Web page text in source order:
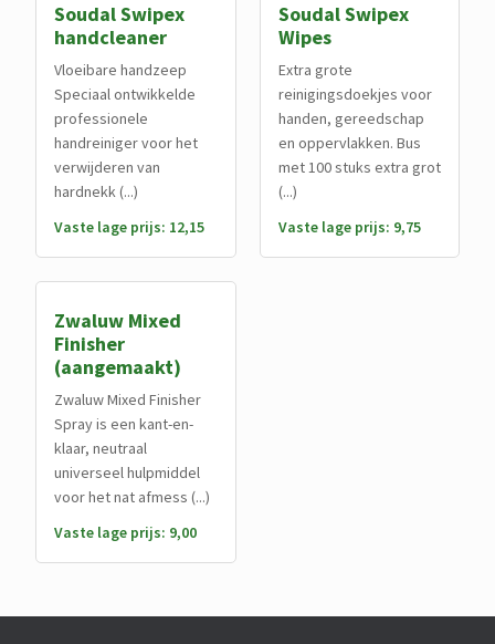
Soudal Swipex
handcleaner
Vloeibare handzeep
Speciaal ontwikkelde
professionele
handreiniger voor het
verwijderen van
hardnekk (...)
Vaste lage prijs: 12,15
Soudal Swipex
Wipes
Extra grote
reinigingsdoekjes voor
handen, gereedschap
en oppervlakken. Bus
met 100 stuks extra grot
(...)
Vaste lage prijs: 9,75
Zwaluw Mixed
Finisher
(aangemaakt)
Zwaluw Mixed Finisher
Spray is een kant-en-
klaar, neutraal
universeel hulpmiddel
voor het nat afmess (...)
Vaste lage prijs: 9,00